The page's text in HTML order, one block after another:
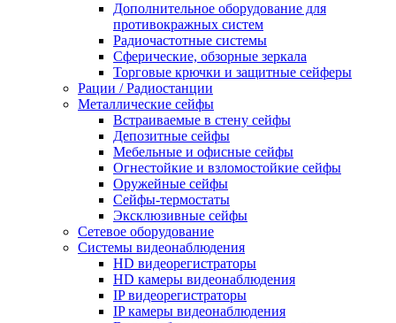
Дополнительное оборудование для
противокражных систем
Радиочастотные системы
Сферические, обзорные зеркала
Торговые крючки и защитные сейферы
Рации / Радиостанции
Металлические сейфы
Встраиваемые в стену сейфы
Депозитные сейфы
Мебельные и офисные сейфы
Огнестойкие и взломостойкие сейфы
Оружейные сейфы
Сейфы-термостаты
Эксклюзивные сейфы
Сетевое оборудование
Системы видеонаблюдения
HD видеорегистраторы
HD камеры видеонаблюдения
IP видеорегистраторы
IP камеры видеонаблюдения